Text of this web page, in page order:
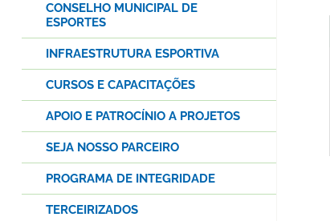
CONSELHO MUNICIPAL DE
ESPORTES
INFRAESTRUTURA ESPORTIVA
CURSOS E CAPACITAÇÕES
APOIO E PATROCÍNIO A PROJETOS
SEJA NOSSO PARCEIRO
PROGRAMA DE INTEGRIDADE
TERCEIRIZADOS